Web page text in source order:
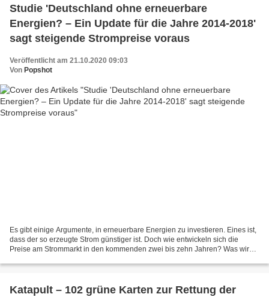
Studie 'Deutschland ohne erneuerbare
Energien? – Ein Update für die Jahre 2014-2018'
sagt steigende Strompreise voraus
Veröffentlicht am 21.10.2020 09:03
Von Popshot
Es gibt einige Argumente, in erneuerbare Energien zu investieren. Eines ist,
dass der so erzeugte Strom günstiger ist. Doch wie entwickeln sich die
Preise am Strommarkt in den kommenden zwei bis zehn Jahren? Was wird
Katapult – 102 grüne Karten zur Rettung der